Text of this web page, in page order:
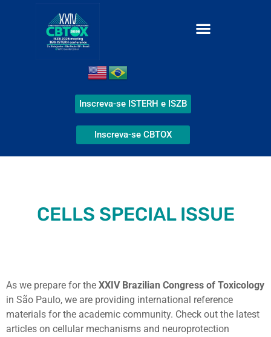
Inscreva-se ISTERH e ISZB
Inscreva-se CBTOX
CELLS SPECIAL ISSUE
As we prepare for the XXIV Brazilian Congress of Toxicology
in São Paulo, we are providing international reference
materials for the academic community. Check out the latest
articles on cellular mechanisms and neuroprotection